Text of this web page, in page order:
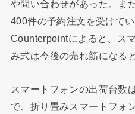
や問い合わせがあった。ま
400件の予約注文を受けて
Counterpointによると、ス
み式は今後の売れ筋になる
スマートフォンの出荷台数
で、折り畳みスマートフォ